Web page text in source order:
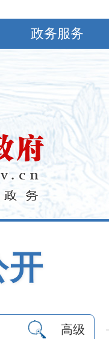
多云，北风3～4级，22℃
政务服务
开
高级